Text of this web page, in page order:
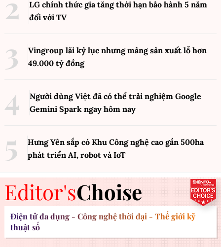
LG chính thức gia tăng thời hạn bảo hành 5 năm
đối với TV
Vingroup lãi kỷ lục nhưng mảng sản xuất lỗ hơn
49.000 tỷ đồng
Người dùng Việt đã có thể trải nghiệm Google
Gemini Spark ngay hôm nay
Hưng Yên sắp có Khu Công nghệ cao gần 500ha
phát triển AI, robot và IoT
Editor'sChoise
Điện tử đa dụng - Công nghệ thời đại - Thế giới kỹ
thuật số